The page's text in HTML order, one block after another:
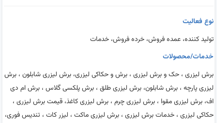
نوع فعالیت
تولید کننده، عمده فروش، خرده فروش، خدمات
خدمات/محصولات
برش لیزری ، حک و برش لیزری ، برش و حکاکی لیزری، برش لیزری شابلون ، برش
لیزری پارچه ، برش شابلون، برش لیزری طلق ، برش پلکسی گلاس ، برش ام دی
اف، برش لیزری مقوا ، برش لیزری چرم ، برش لیزری کاغذ، قیمت برش لیزری ،
حکاکی لیزری ، خدمات برش لیزری ، برش لیزری ماکت ، لیزر کات ، تندیس فوری،